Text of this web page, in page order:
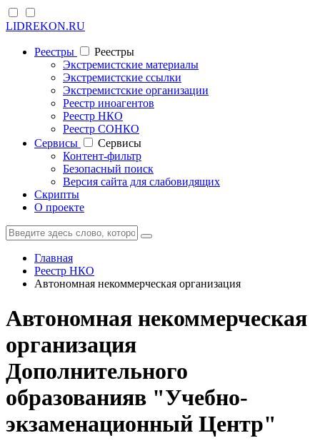
LIDREKON.RU
Реестры
Реестры
Экстремистские материалы
Экстремистские ссылки
Экстремистские организации
Реестр иноагентов
Реестр НКО
Реестр СОНКО
Cервисы
Cервисы
Контент-фильтр
Безопасный поиск
Версия сайта для слабовидящих
Скрипты
О проекте
Главная
Реестр НКО
Автономная некоммерческая организация
Автономная некоммерческая
организация
Дополнительного
образованияв "Учебно-
экзаменационный Центр"